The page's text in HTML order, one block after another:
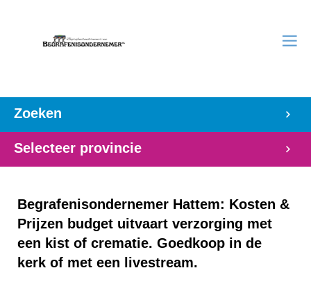
Zoeken
Selecteer provincie
Begrafenisondernemer Hattem: Kosten &
Prijzen budget uitvaart verzorging met
een kist of crematie. Goedkoop in de
kerk of met een livestream.